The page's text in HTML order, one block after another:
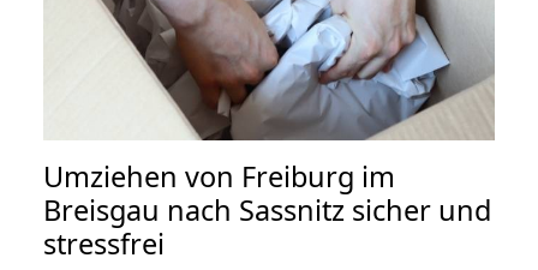
Umziehen von Freiburg im
Breisgau nach Sassnitz sicher und
stressfrei